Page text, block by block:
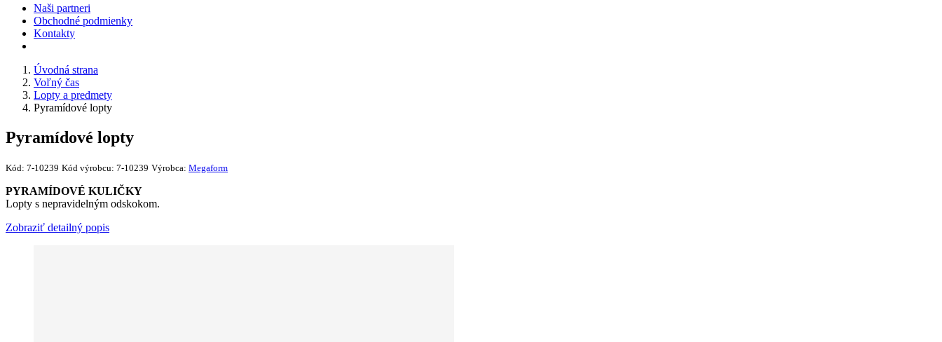
Naši partneri
Obchodné podmienky
Kontakty
Úvodná strana
Voľný čas
Lopty a predmety
Pyramídové lopty
Pyramídové lopty
Kód: 7-10239 Kód výrobcu: 7-10239 Výrobca: Megaform
PYRAMÍDOVÉ KULIČKY
Lopty s nepravidelným odskokom.
Zobraziť detailný popis